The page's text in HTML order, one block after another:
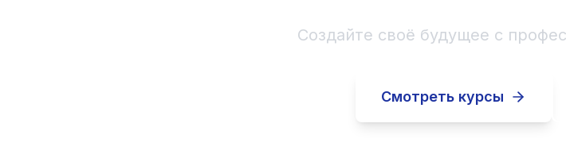
Создайте своё будущее с
Смотреть курсы